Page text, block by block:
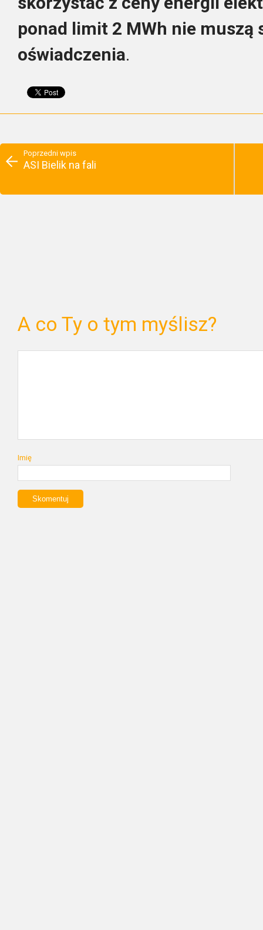
ponad limit 2 MWh nie muszą
oświadczenia.
Poprzedni wpis
ASI Bielik na fali
A co Ty o tym myślisz?
Imię